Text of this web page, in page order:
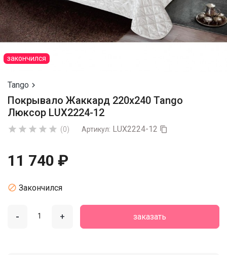
закончился
Tango 
Покрывало Жаккард 220х240 Tango
Люксор LUX2224-12
     (0) Артикул: LUX2224-12 
11 740 ₽
 Закончился
- + заказать